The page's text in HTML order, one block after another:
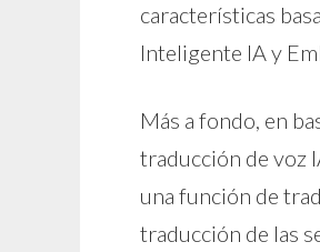
características
Inteligente IA y
Más a fondo, en
traducción de voz
una función de
traducción de las